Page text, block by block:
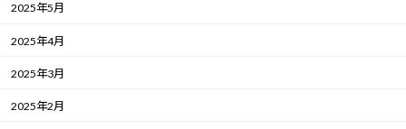
2025年5月
2025年4月
2025年3月
2025年2月